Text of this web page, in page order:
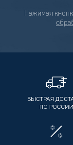
Нажимая
БЫСТРАЯ
ПО РОССИИ